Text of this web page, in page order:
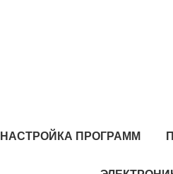
НАСТРОЙКА ПРОГРАММ